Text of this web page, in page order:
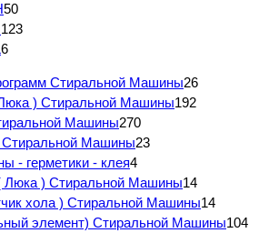
50
123
6
Стиральной Машины26
) Стиральной Машины192
Машины270
Стиральной Машины23
- герметики - клея4
Люка ) Стиральной Машины14
хола ) Стиральной Машины14
элемент) Стиральной Машины104